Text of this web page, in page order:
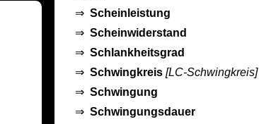
⇒Scheinleistung
⇒Scheinwiderstand
⇒Schlankheitsgrad
⇒Schwingkreis [LC-Schwingkreis]
⇒Schwingung
⇒Schwingungsdauer